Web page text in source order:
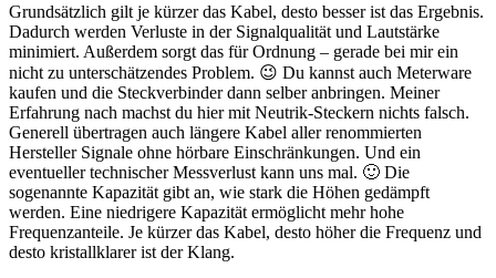
Grundsätzlich gilt je kürzer das Kabel, desto besser ist das Ergebnis.
Dadurch werden Verluste in der Signalqualität und Lautstärke
minimiert. Außerdem sorgt das für Ordnung – gerade bei mir ein
nicht zu unterschätzendes Problem. 😉 Du kannst auch Meterware
kaufen und die Steckverbinder dann selber anbringen. Meiner
Erfahrung nach machst du hier mit Neutrik-Steckern nichts falsch.
Generell übertragen auch längere Kabel aller renommierten
Hersteller Signale ohne hörbare Einschränkungen. Und ein
eventueller technischer Messverlust kann uns mal. 🙂 Die
sogenannte Kapazität gibt an, wie stark die Höhen gedämpft
werden. Eine niedrigere Kapazität ermöglicht mehr hohe
Frequenzanteile. Je kürzer das Kabel, desto höher die Frequenz und
desto kristallklarer ist der Klang.